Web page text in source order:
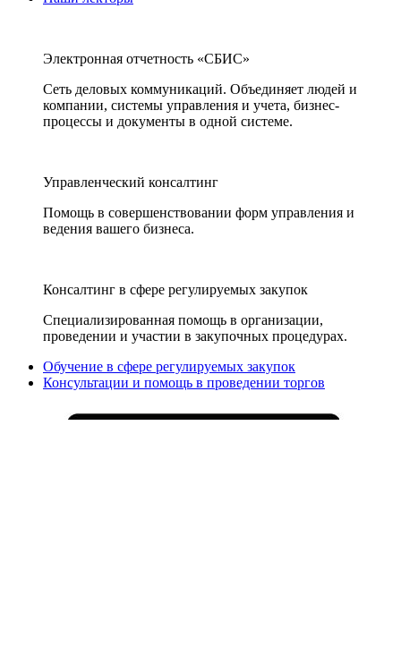
Электронная отчетность «СБИС»
Сеть деловых коммуникаций. Объединяет людей и
компании, системы управления и учета, бизнес-
процессы и документы в одной системе.
Управленческий консалтинг
Помощь в совершенствовании форм управления и
ведения вашего бизнеса.
Консалтинг в сфере регулируемых закупок
Специализированная помощь в организации,
проведении и участии в закупочных процедурах.
Обучение в сфере регулируемых закупок
Консультации и помощь в проведении торгов